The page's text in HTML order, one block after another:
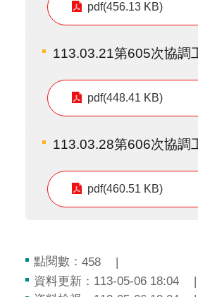
pdf(456.13 KB)
113.03.21第605次協調
pdf(448.41 KB)
113.03.28第606次協調
pdf(460.51 KB)
點閱數： 458
資料更新：113-05-06 18:04